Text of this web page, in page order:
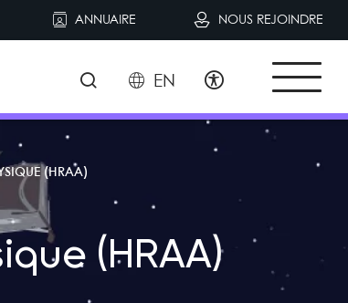
ANNUAIRE NOUS REJOINDRE
EN
(HRAA)
(HRAA)